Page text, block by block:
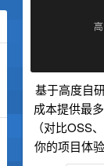
基于高度自
成本提供最
（对比OSS
你的项目体